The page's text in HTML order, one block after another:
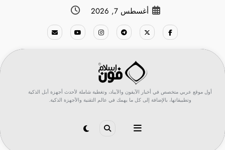
أغسطس 7, 2026
أول موقع عربي متخصص في أخبار الآيفون والآيباد، وتغطية شاملة لأحدث أجهزة أبل الذكية
وتطبيقاتها، بالإضافة إلى كل ما يهمك في عالم التقنية والأجهزة الذكية.